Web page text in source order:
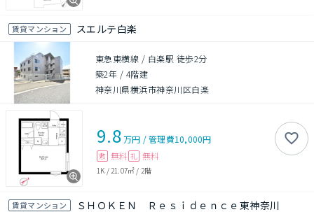
賃貸マンション スエルテ白楽
東急東横線 / 白楽駅 徒歩2分
築2年 / 4階建
神奈川県横浜市神奈川区白楽
9.8万円 /管理費10,000円
敷 無料 礼 無料
1K / 21.07㎡ / 2階
賃貸マンション ＳＨＯＫＥＮ Ｒｅｓｉｄｅｎｃｅ東神奈川